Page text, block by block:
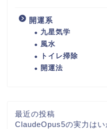
開運系
九星気学
風水
トイレ掃除
開運法
最近の投稿
ClaudeOpus5の実力はい